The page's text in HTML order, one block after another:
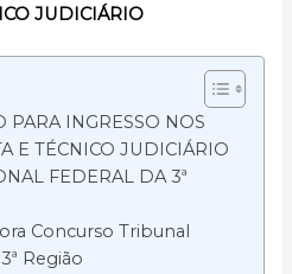
JUDICIÁRIO
PARA INGRESSO NOS
E TÉCNICO JUDICIÁRIO
FEDERAL DA 3ª
Concurso Tribunal
Região